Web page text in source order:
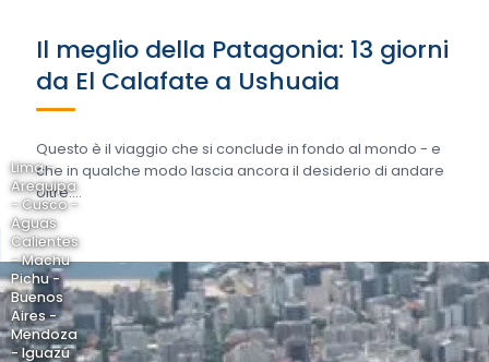
Il meglio della Patagonia: 13 giorni
da El Calafate a Ushuaia
Questo è il viaggio che si conclude in fondo al mondo - e
che in qualche modo lascia ancora il desiderio di andare
oltre....
Lima -
Arequipa
- Cusco -
Aguas
Calientes
- Machu
Pichu -
Buenos
Aires -
Mendoza
- Iguazú